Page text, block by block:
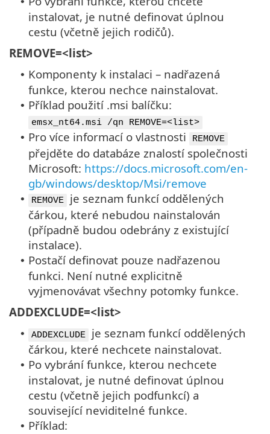
instalovat, je nutné definovat úplnou
cestu (včetně jejich rodičů).
REMOVE=<list>
• Komponenty k instalaci – nadřazená
funkce, kterou nechce nainstalovat.
• Příklad použití .msi balíčku:
emsx_nt64.msi /qn REMOVE=<list>
• Pro více informací o vlastnosti REMOVE
přejděte do databáze znalostí společnosti
Microsoft: https://docs.microsoft.com/en-
gb/windows/desktop/Msi/remove
• REMOVE
je seznam funkcí oddělených
čárkou, které nebudou nainstalován
(případně budou odebrány z existující
instalace).
• Postačí definovat pouze nadřazenou
funkci. Není nutné explicitně
vyjmenovávat všechny potomky funkce.
ADDEXCLUDE=<list>
• ADDEXCLUDE
je seznam funkcí oddělených
čárkou, které nechcete nainstalovat.
• Po vybrání funkce, kterou nechcete
instalovat, je nutné definovat úplnou
cestu (včetně jejich podfunkcí) a
související neviditelné funkce.
• Příklad: